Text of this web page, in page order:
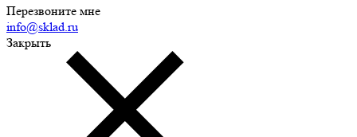
Перезвоните мне
info@sklad.ru
Закрыть